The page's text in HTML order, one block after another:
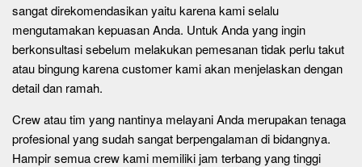
sangat direkomendasikan yaitu karena kami selalu
mengutamakan kepuasan Anda. Untuk Anda yang ingin
berkonsultasi sebelum melakukan pemesanan tidak perlu takut
atau bingung karena customer kami akan menjelaskan dengan
detail dan ramah.
Crew atau tim yang nantinya melayani Anda merupakan tenaga
profesional yang sudah sangat berpengalaman di bidangnya.
Hampir semua crew kami memiliki jam terbang yang tinggi